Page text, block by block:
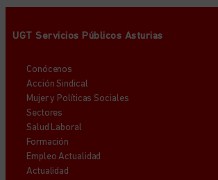
UGT Servicios Públicos Asturias
Conócenos
Acción Sindical
Mujer y Políticas Sociales
Sectores
Salud Laboral
Formación
Empleo Actualidad
Actualidad